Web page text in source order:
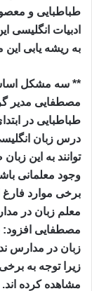
طباطبایی و
ادبیات انگلیسی
به ریشه یابی
** سه مشکل
مصطفایی مدیر
طباطبایی در
درس زبان
توانند به این
وجود معلمانی
برخی موارد فارغ
معلم زبان در
مصطفایی افزود:
زبان در مدارس
زیرا توجه به
مشاهده کرده اند.